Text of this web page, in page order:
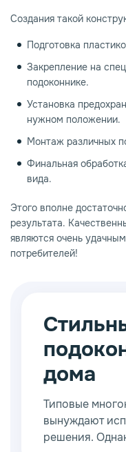
Создания такой
Подготовка
Закрепление на
подоконнике.
Установка
нужном положении.
Монтаж различных
Финальная
вида.
Этого вполне
результата.
являются очень
потребителей!
дома
Типовые
вынуждают
решения.